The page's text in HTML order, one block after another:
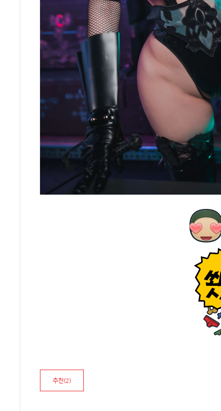
추천(2)